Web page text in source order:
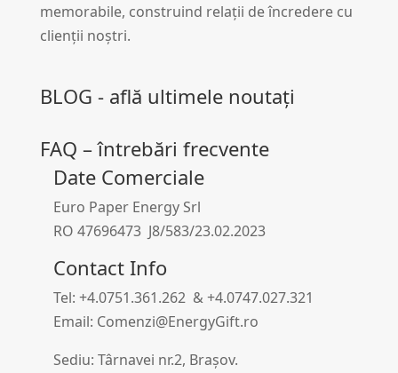
memorabile, construind relații de încredere cu
clienții noștri.
BLOG - află ultimele noutați
FAQ – întrebări frecvente
Date Comerciale
Euro Paper Energy Srl
RO 47696473 J8/583/23.02.2023
Contact Info
Tel: +4.0751.361.262 & +4.0747.027.321
Email: Comenzi@EnergyGift.ro
Sediu: Târnavei nr.2, Brașov.